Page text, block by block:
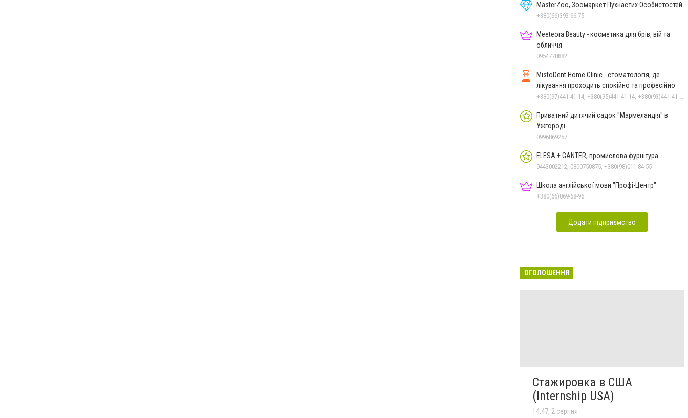
MasterZoo, Зоомаркет Пухнастих Особистостей
+380(66)393-66-75
Meeteora Beauty - косметика для брів, вій та
обличчя
0954778882
MistoDent Home Clinic - стоматологія, де
лікування проходить спокійно та професійно
+380(97)441-41-14, +380(95)441-41-14, +380(93)441-41-14
Приватний дитячий садок "Мармеландія" в
Ужгороді
0996869257
ELESA + GANTER, промислова фурнітура
0443002212, 0800750875, +380(98)011-84-55
Школа англійської мови "Профі-Центр"
+380(66)869-68-96
Додати підприємство
ОГОЛОШЕННЯ
Стажировка в США
(Internship USA)
14:47, 2 серпня